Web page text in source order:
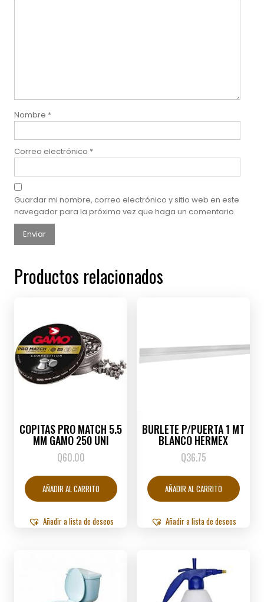
Nombre *
Correo electrónico *
Guardar mi nombre, correo electrónico y sitio web en este
navegador para la próxima vez que haga un comentario.
Productos relacionados
COPITAS PRO MATCH 5.5
MM GAMO 250 UNI
Q60.00
AÑADIR AL CARRITO
Añadir a lista de deseos
BURLETE P/PUERTA 1 MT
BLANCO HERMEX
Q36.75
AÑADIR AL CARRITO
Añadir a lista de deseos